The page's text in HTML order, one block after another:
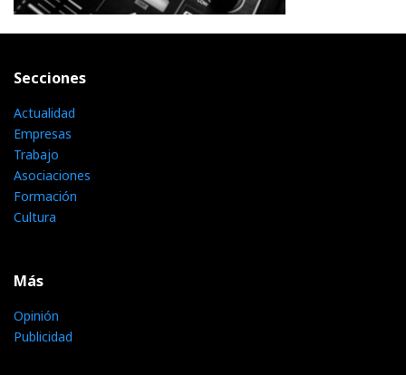
Secciones
Actualidad
Empresas
Trabajo
Asociaciones
Formación
Cultura
Más
Opinión
Publicidad